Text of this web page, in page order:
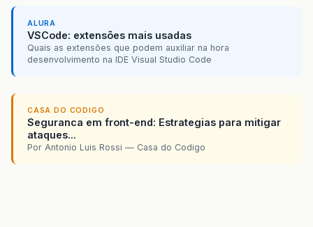
ALURA
VSCode: extensões mais usadas
Quais as extensões que podem auxiliar na hora
desenvolvimento na IDE Visual Studio Code
CASA DO CODIGO
Seguranca em front-end: Estrategias para mitigar
ataques...
Por Antonio Luis Rossi — Casa do Codigo